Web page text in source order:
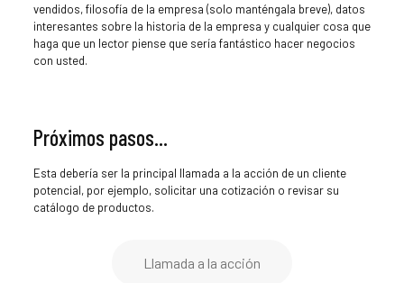
vendidos, filosofía de la empresa (solo manténgala breve), datos
interesantes sobre la historia de la empresa y cualquier cosa que
haga que un lector piense que sería fantástico hacer negocios
con usted.
Próximos pasos…
Esta debería ser la principal llamada a la acción de un cliente
potencial, por ejemplo, solicitar una cotización o revisar su
catálogo de productos.
Llamada a la acción